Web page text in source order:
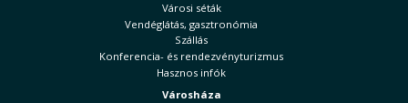
Városi séták
Vendéglátás, gasztronómia
Szállás
Konferencia- és rendezvényturizmus
Hasznos infók
Városháza